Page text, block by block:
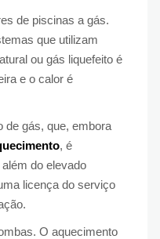
de piscinas a gás.
que utilizam
ou gás liquefeito é
e o calor é
de gás, que, embora
, é
do elevado
licença do serviço
O aquecimento